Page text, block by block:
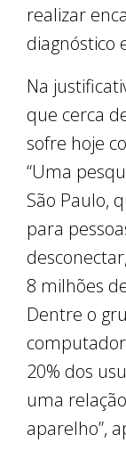
realizar
diagnóstico
Na
que cerca
sofre hoje
“Uma
São Paulo,
para
8 milhões
Dentre o
20% dos
uma
aparelho”,